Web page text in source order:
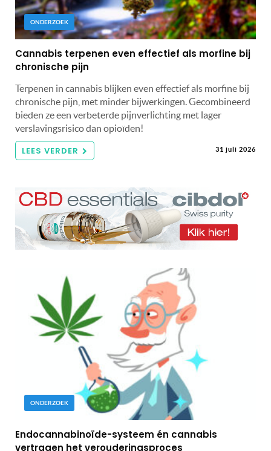
ONDERZOEK
Cannabis terpenen even effectief als morfine bij
chronische pijn
Terpenen in cannabis blijken even effectief als morfine bij
chronische pijn, met minder bijwerkingen. Gecombineerd
bieden ze een verbeterde pijnverlichting met lager
verslavingsrisico dan opioïden!
LEES VERDER 31 juli 2026
ONDERZOEK
Endocannabinoïde-systeem én cannabis
vertragen het verouderingsproces